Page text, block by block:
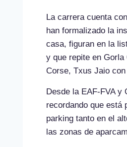
La carrera cuenta
han formalizado la
casa, figuran en la
y que repite en Gorla
Corse, Txus Jaio
Desde la EAF-FVA
recordando que está
parking tanto en el
las zonas de